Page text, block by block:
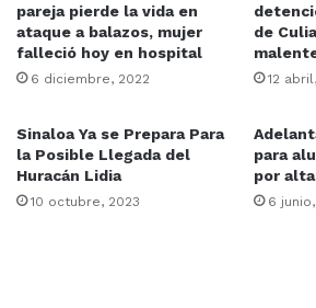
pareja pierde la vida en
ataque a balazos, mujer
falleció hoy en hospital
6 diciembre, 2022
de
12
Sinaloa Ya se Prepara Para
la Posible Llegada del
Huracán Lidia
10 octubre, 2023
para
por
6